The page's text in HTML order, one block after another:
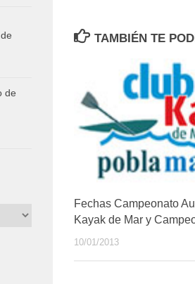
TAMBIÉN TE
Fechas Campeonato
Kayak de Mar y
10/01/2013
de